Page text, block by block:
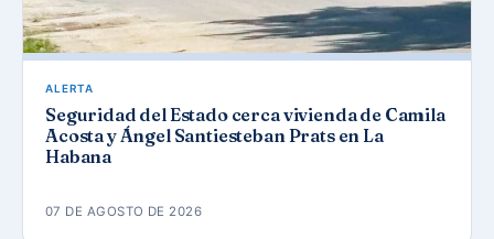
ALERTA
Seguridad del Estado cerca vivienda de Camila
Acosta y Ángel Santiesteban Prats en La
Habana
07 DE AGOSTO DE 2026